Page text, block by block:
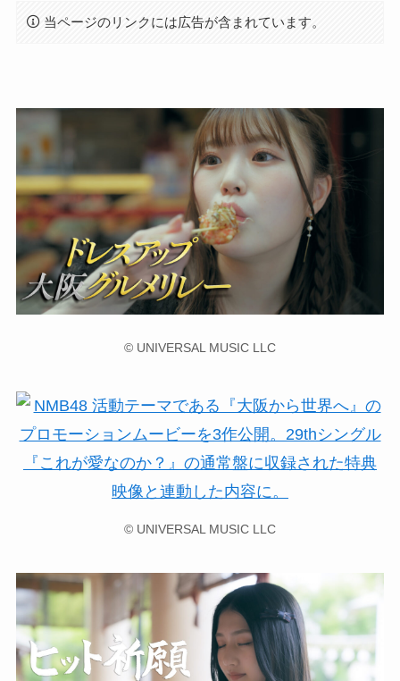
当ページのリンクには広告が含まれています。
© UNIVERSAL MUSIC LLC
© UNIVERSAL MUSIC LLC